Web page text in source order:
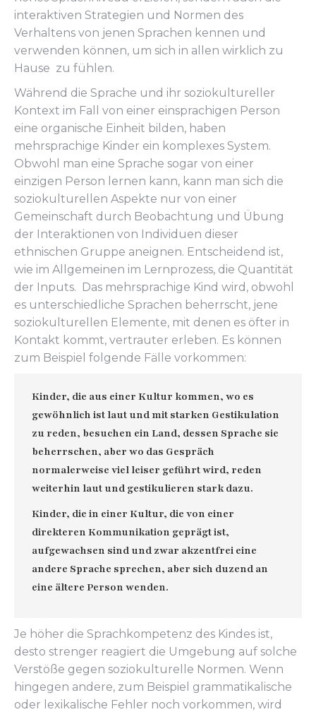
interaktiven Strategien und Normen des
Verhaltens von jenen Sprachen kennen und
verwenden können, um sich in allen wirklich zu
Hause zu fühlen.
Während die Sprache und ihr soziokultureller
Kontext im Fall von einer einsprachigen Person
eine organische Einheit bilden, haben
mehrsprachige Kinder ein komplexes System.
Obwohl man eine Sprache sogar von einer
einzigen Person lernen kann, kann man sich die
soziokulturellen Aspekte nur von einer
Gemeinschaft durch Beobachtung und Übung
der Interaktionen von Individuen dieser
ethnischen Gruppe aneignen. Entscheidend ist,
wie im Allgemeinen im Lernprozess, die Quantität
der Inputs. Das mehrsprachige Kind wird, obwohl
es unterschiedliche Sprachen beherrscht, jene
soziokulturellen Elemente, mit denen es öfter in
Kontakt kommt, vertrauter erleben. Es können
zum Beispiel folgende Fälle vorkommen:
Kinder, die aus einer Kultur kommen, wo es
gewöhnlich ist laut und mit starken Gestikulation
zu reden, besuchen ein Land, dessen Sprache sie
beherrschen, aber wo das Gespräch
normalerweise viel leiser geführt wird, reden
weiterhin laut und gestikulieren stark dazu.
Kinder, die in einer Kultur, die von einer
direkteren Kommunikation geprägt ist,
aufgewachsen sind und zwar akzentfrei eine
andere Sprache sprechen, aber sich duzend an
eine ältere Person wenden.
Je höher die Sprachkompetenz des Kindes ist,
desto strenger reagiert die Umgebung auf solche
Verstöße gegen soziokulturelle Normen. Wenn
hingegen andere, zum Beispiel grammatikalische
oder lexikalische Fehler noch vorkommen, wird